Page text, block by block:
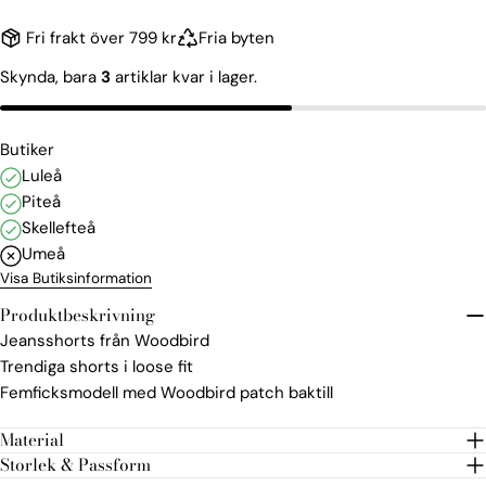
Fri frakt över 799 kr
Fria byten
Skynda, bara 3 artiklar kvar i lager.
Butiker
Luleå
Piteå
Skellefteå
Umeå
Visa Butiksinformation
Produktbeskrivning
Jeansshorts från Woodbird
Trendiga shorts i loose fit
Femficksmodell med Woodbird patch baktill
Material
Storlek & Passform